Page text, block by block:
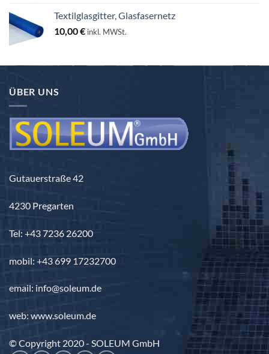
130,00 €
Textilglasgitter, Glasfasernetz
10,00€ inkl. MWSt.
ÜBER UNS
Gutauerstraße 42
4230 Pregarten
Tel: +43 7236 26200
mobil: +43 699 17232700
email: info@soleum.de
web: www.soleum.de
© Copyright 2020 - SOLEUM GmbH